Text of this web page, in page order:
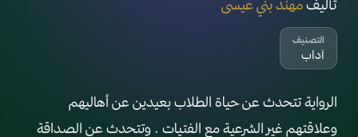
تأليفمهند بني عيسى
التصنيف
آداب
الرواية تتحدث عن حياة الطلاب بعيدين عن أهاليهم
وعلاقتهم غير الشرعية مع الفتيات . وتتحدث عن الصداقة